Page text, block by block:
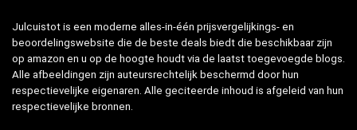
Julcuistot is een moderne alles-in-één prijsvergelijkings- en
beoordelingswebsite die de beste deals biedt die beschikbaar zijn
op amazon en u op de hoogte houdt via de laatst toegevoegde blogs.
Alle afbeeldingen zijn auteursrechtelijk beschermd door hun
respectievelijke eigenaren. Alle geciteerde inhoud is afgeleid van hun
respectievelijke bronnen.